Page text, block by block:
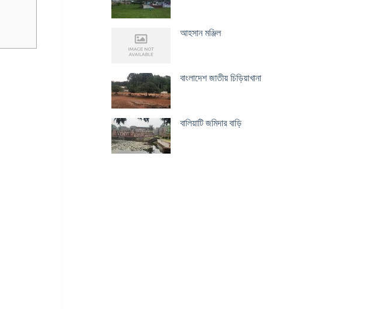
আহসান মঞ্জিল
বাংলাদেশ জাতীয় চিড়িয়াখানা
বালিয়াটি জমিদার বাড়ি